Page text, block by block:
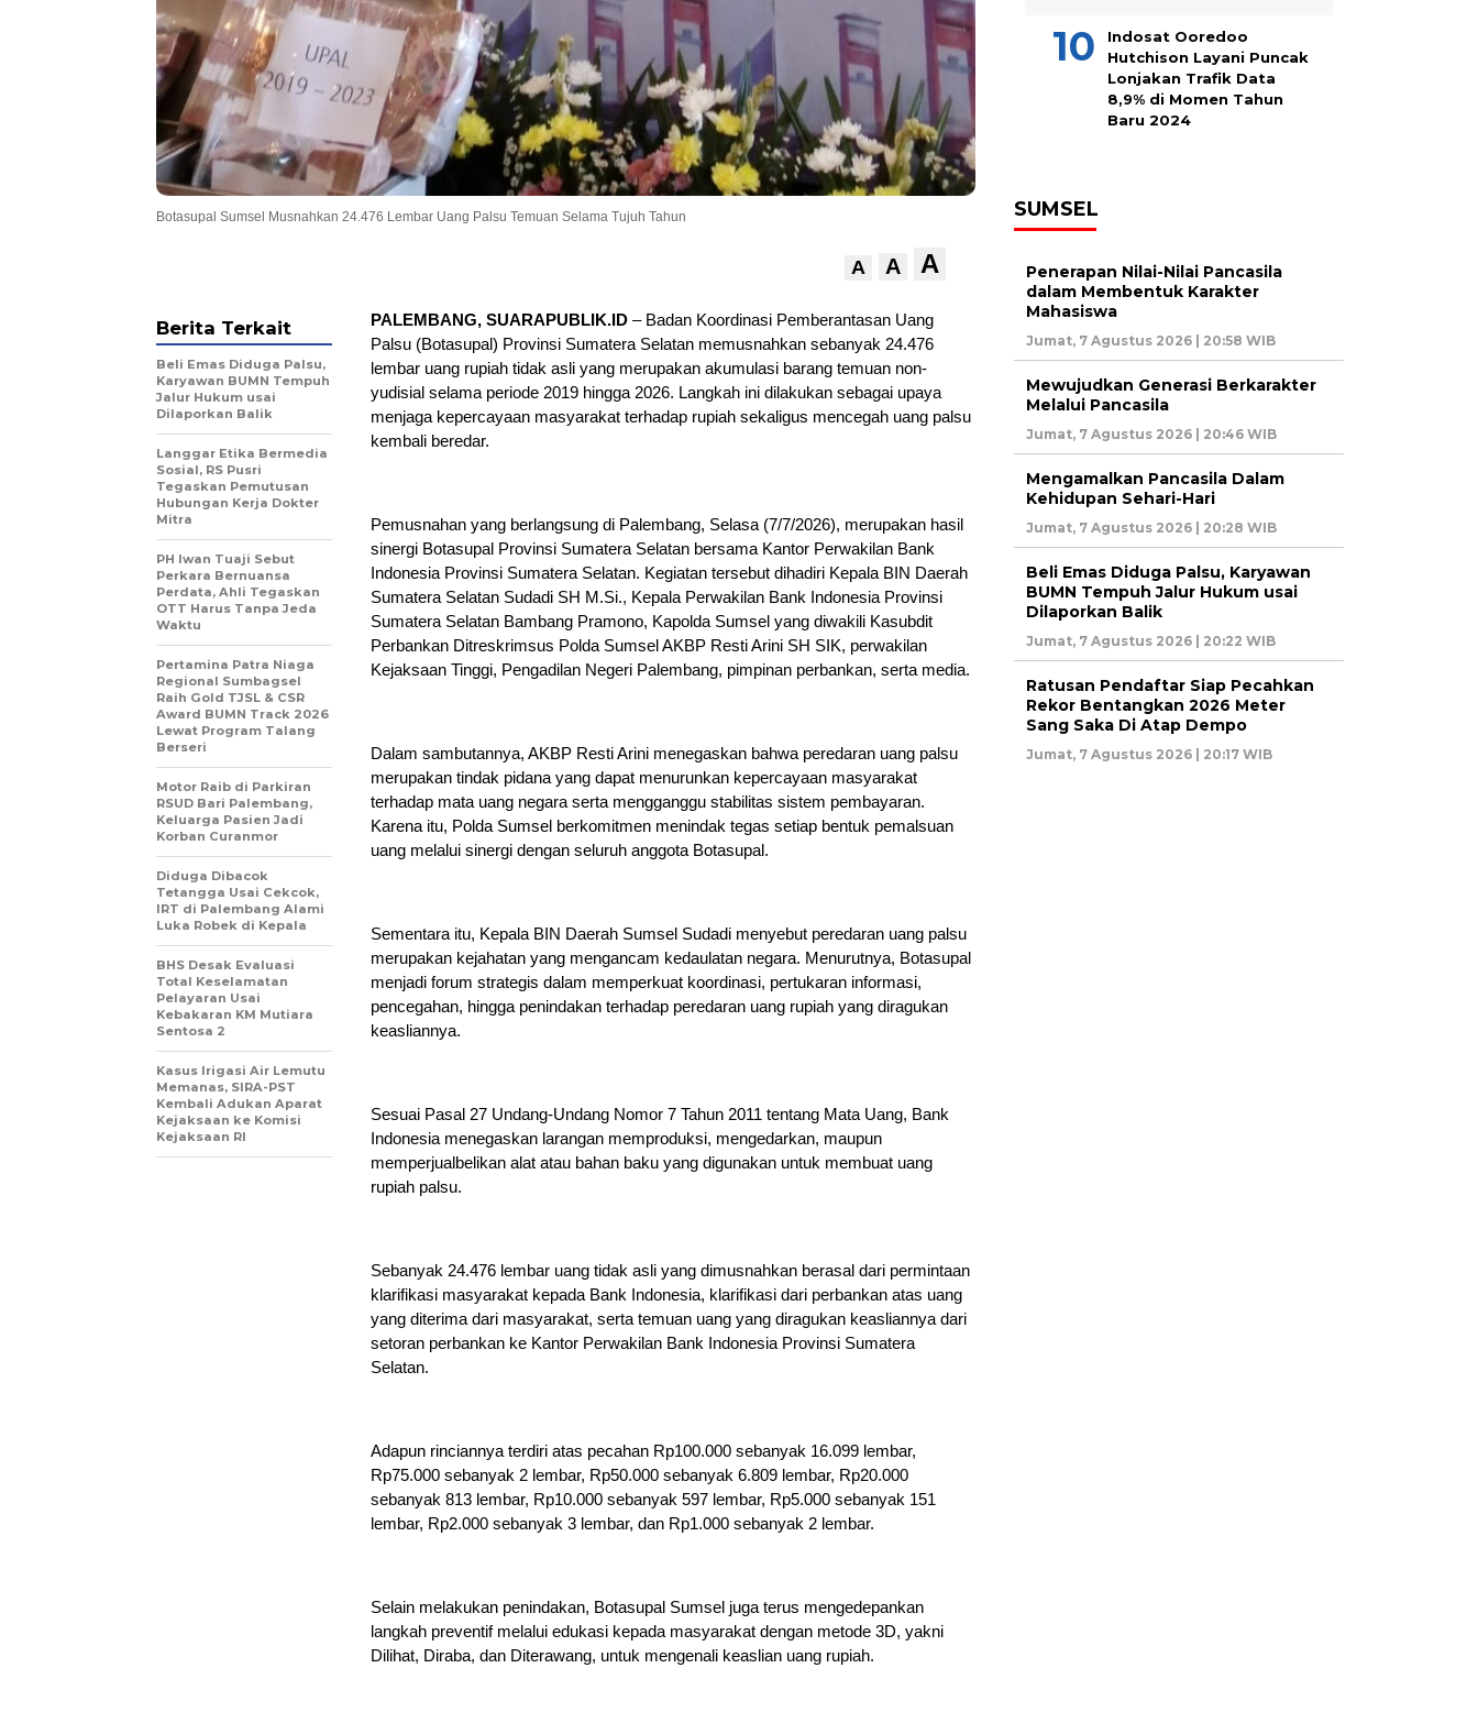
Botasupal Sumsel Musnahkan 24.476 Lembar Uang Palsu Temuan Selama Tujuh Tahun
A A A
PALEMBANG, SUARAPUBLIK.ID – Badan Koordinasi Pemberantasan Uang
Palsu (Botasupal) Provinsi Sumatera Selatan memusnahkan sebanyak 24.476
lembar uang rupiah tidak asli yang merupakan akumulasi barang temuan non-
yudisial selama periode 2019 hingga 2026. Langkah ini dilakukan sebagai upaya
menjaga kepercayaan masyarakat terhadap rupiah sekaligus mencegah uang palsu
kembali beredar.
Pemusnahan yang berlangsung di Palembang, Selasa (7/7/2026), merupakan hasil
sinergi Botasupal Provinsi Sumatera Selatan bersama Kantor Perwakilan Bank
Indonesia Provinsi Sumatera Selatan. Kegiatan tersebut dihadiri Kepala BIN Daerah
Sumatera Selatan Sudadi SH M.Si., Kepala Perwakilan Bank Indonesia Provinsi
Sumatera Selatan Bambang Pramono, Kapolda Sumsel yang diwakili Kasubdit
Perbankan Ditreskrimsus Polda Sumsel AKBP Resti Arini SH SIK, perwakilan
Kejaksaan Tinggi, Pengadilan Negeri Palembang, pimpinan perbankan, serta media.
Dalam sambutannya, AKBP Resti Arini menegaskan bahwa peredaran uang palsu
merupakan tindak pidana yang dapat menurunkan kepercayaan masyarakat
terhadap mata uang negara serta mengganggu stabilitas sistem pembayaran.
Karena itu, Polda Sumsel berkomitmen menindak tegas setiap bentuk pemalsuan
uang melalui sinergi dengan seluruh anggota Botasupal.
Sementara itu, Kepala BIN Daerah Sumsel Sudadi menyebut peredaran uang palsu
merupakan kejahatan yang mengancam kedaulatan negara. Menurutnya, Botasupal
menjadi forum strategis dalam memperkuat koordinasi, pertukaran informasi,
pencegahan, hingga penindakan terhadap peredaran uang rupiah yang diragukan
keasliannya.
Sesuai Pasal 27 Undang-Undang Nomor 7 Tahun 2011 tentang Mata Uang, Bank
Indonesia menegaskan larangan memproduksi, mengedarkan, maupun
memperjualbelikan alat atau bahan baku yang digunakan untuk membuat uang
rupiah palsu.
Sebanyak 24.476 lembar uang tidak asli yang dimusnahkan berasal dari permintaan
klarifikasi masyarakat kepada Bank Indonesia, klarifikasi dari perbankan atas uang
yang diterima dari masyarakat, serta temuan uang yang diragukan keasliannya dari
setoran perbankan ke Kantor Perwakilan Bank Indonesia Provinsi Sumatera
Selatan.
Adapun rinciannya terdiri atas pecahan Rp100.000 sebanyak 16.099 lembar,
Rp75.000 sebanyak 2 lembar, Rp50.000 sebanyak 6.809 lembar, Rp20.000
sebanyak 813 lembar, Rp10.000 sebanyak 597 lembar, Rp5.000 sebanyak 151
lembar, Rp2.000 sebanyak 3 lembar, dan Rp1.000 sebanyak 2 lembar.
Selain melakukan penindakan, Botasupal Sumsel juga terus mengedepankan
langkah preventif melalui edukasi kepada masyarakat dengan metode 3D, yakni
Dilihat, Diraba, dan Diterawang, untuk mengenali keaslian uang rupiah.
Berita Terkait
Beli Emas Diduga Palsu,
Karyawan BUMN Tempuh
Jalur Hukum usai
Dilaporkan Balik
Langgar Etika Bermedia
Sosial, RS Pusri
Tegaskan Pemutusan
Hubungan Kerja Dokter
Mitra
PH Iwan Tuaji Sebut
Perkara Bernuansa
Perdata, Ahli Tegaskan
OTT Harus Tanpa Jeda
Waktu
Pertamina Patra Niaga
Regional Sumbagsel
Raih Gold TJSL & CSR
Award BUMN Track 2026
Lewat Program Talang
Berseri
Motor Raib di Parkiran
RSUD Bari Palembang,
Keluarga Pasien Jadi
Korban Curanmor
Diduga Dibacok
Tetangga Usai Cekcok,
IRT di Palembang Alami
Luka Robek di Kepala
BHS Desak Evaluasi
Total Keselamatan
Pelayaran Usai
Kebakaran KM Mutiara
Sentosa 2
Kasus Irigasi Air Lemutu
Memanas, SIRA-PST
Kembali Adukan Aparat
Kejaksaan ke Komisi
Kejaksaan RI
Indosat Ooredoo
Hutchison Layani Puncak
Lonjakan Trafik Data
8,9% di Momen Tahun
Baru 2024
SUMSEL
Penerapan Nilai-Nilai Pancasila
dalam Membentuk Karakter
Mahasiswa
Jumat, 7 Agustus 2026 | 20:58 WIB
Mewujudkan Generasi Berkarakter
Melalui Pancasila
Jumat, 7 Agustus 2026 | 20:46 WIB
Mengamalkan Pancasila Dalam
Kehidupan Sehari-Hari
Jumat, 7 Agustus 2026 | 20:28 WIB
Beli Emas Diduga Palsu, Karyawan
BUMN Tempuh Jalur Hukum usai
Dilaporkan Balik
Jumat, 7 Agustus 2026 | 20:22 WIB
Ratusan Pendaftar Siap Pecahkan
Rekor Bentangkan 2026 Meter
Sang Saka Di Atap Dempo
Jumat, 7 Agustus 2026 | 20:17 WIB